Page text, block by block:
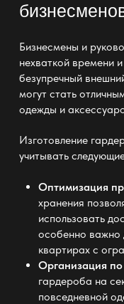
Бизнесмены и
нехваткой времени
безупречный
могут стать
одежды и
Изготовление
учитывать
Оптимизация
хранения
использовать
особенно важно
квартирах с
Организация по
гардероба на
повседневной